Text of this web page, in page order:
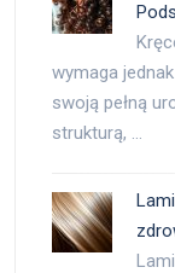
wymaga
swoją pełną
strukturą, …